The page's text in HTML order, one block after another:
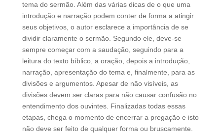
tema do sermão. Além das várias dicas de o que uma
introdução e narração podem conter de forma a atingir
seus objetivos, o autor esclarece a importância de se
dividir claramente o sermão. Segundo ele, deve-se
sempre começar com a saudação, seguindo para a
leitura do texto bíblico, a oração, depois a introdução,
narração, apresentação do tema e, finalmente, para as
divisões e argumentos. Apesar de não visíveis, as
divisões devem ser claras para não causar confusão no
entendimento dos ouvintes. Finalizadas todas essas
etapas, chega o momento de encerrar a pregação e isto
não deve ser feito de qualquer forma ou bruscamente.